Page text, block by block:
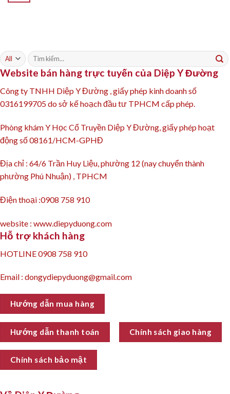
Tìm
kiếm:
Website bán hàng trực tuyến của Diệp Y Đường
Công ty TNHH Diệp Y Đường , giấy phép kinh doanh số
0316199705 do sở kế hoạch đầu tư TPHCM cấp phép.
Phòng khám Y Học Cổ Truyền Diệp Y Đường, giấy phép hoạt
động số 08161/HCM-GPHĐ
Địa chỉ : 64/6 Trần Huy Liệu, phường 12 (nay chuyển thành
phường Phú Nhuận) , TPHCM
Điện thoại :0908 758 910
website : www.diepyduong.com
Hỗ trợ khách hàng
HOTLINE 0908 758 910
Email : dongydiepyduong@gmail.com
Hướng dẫn mua hàng
Hướng dẫn thanh toán Chính sách giao hàng
Chính sách bảo mật